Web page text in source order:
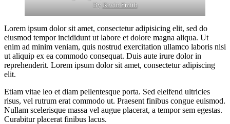
By Kevin Smith
Lorem ipsum dolor sit amet, consectetur adipisicing elit, sed do
eiusmod tempor incididunt ut labore et dolore magna aliqua. Ut
enim ad minim veniam, quis nostrud exercitation ullamco laboris nisi
ut aliquip ex ea commodo consequat. Duis aute irure dolor in
reprehenderit. Lorem ipsum dolor sit amet, consectetur adipiscing
elit.
Etiam vitae leo et diam pellentesque porta. Sed eleifend ultricies
risus, vel rutrum erat commodo ut. Praesent finibus congue euismod.
Nullam scelerisque massa vel augue placerat, a tempor sem egestas.
Curabitur placerat finibus lacus.